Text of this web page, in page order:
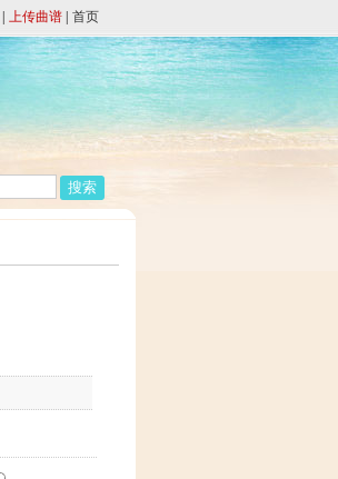
上传曲谱 首页